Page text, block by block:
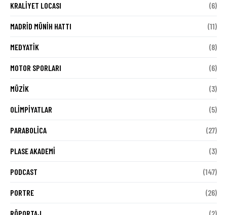
KRALIYET LOCASI (6)
MADRID MÜNIH HATTI (11)
MEDYATIK (8)
MOTOR SPORLARI (6)
MÜZIK (3)
OLIMPIYATLAR (5)
PARABOLICA (27)
PLASE AKADEMI (3)
PODCAST (147)
PORTRE (26)